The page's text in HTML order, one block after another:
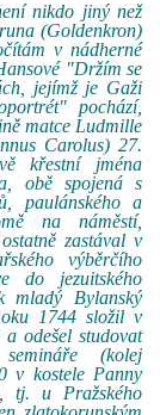
nikdo jiný než
(Goldenkron)
v nádherné
"Držím se
jejímž je Gaži
pochází,
matce Ludmille
Carolus) 27.
křestní jména
obě spojená s
paulánského a
na náměstí,
zastával v
výběrčího
do jezuitského
mladý Bylanský
1744 složil v
odešel studovat
(kolej
v kostele Panny
tj. u Pražského